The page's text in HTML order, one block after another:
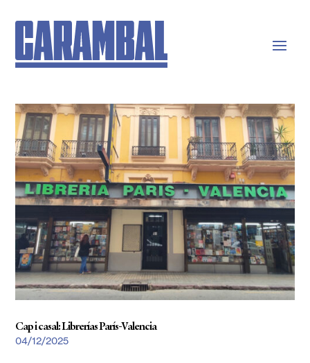
Cap i casal: Librerías París-Valencia
04/12/2025